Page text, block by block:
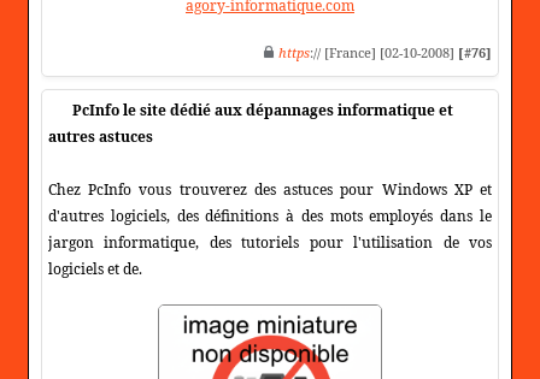
agory-informatique.com
https:// [France] [02-10-2008] [#76]
PcInfo le site dédié aux dépannages informatique et
autres astuces
Chez PcInfo vous trouverez des astuces pour Windows XP et
d'autres logiciels, des définitions à des mots employés dans le
jargon informatique, des tutoriels pour l'utilisation de vos
logiciels et de.